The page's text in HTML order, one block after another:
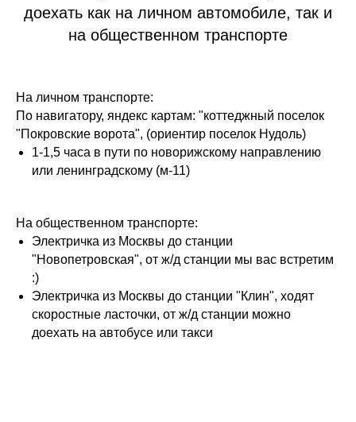
доехать как на личном автомобиле, так и
на общественном транспорте
На личном транспорте:
По навигатору, яндекс картам: "коттеджный поселок
"Покровские ворота", (ориентир поселок Нудоль)
1-1,5 часа в пути по новорижскому направлению
или ленинградскому (м-11)
На общественном транспорте:
Электричка из Москвы до станции
"Новопетровская", от ж/д станции мы вас встретим
:)
Электричка из Москвы до станции "Клин", ходят
скоростные ласточки, от ж/д станции можно
доехать на автобусе или такси